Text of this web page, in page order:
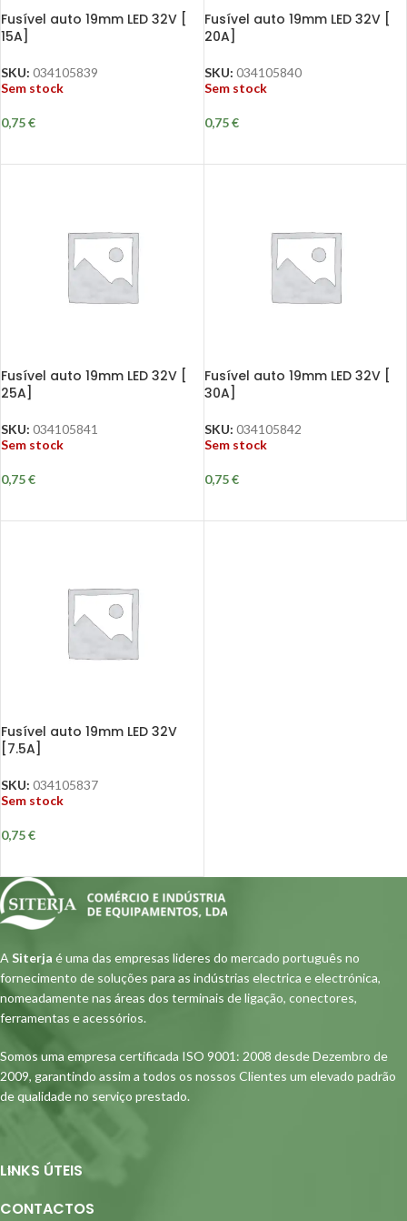
Fusível auto 19mm LED 32V [
15A]
SKU: 034105839
Sem stock
0,75€
Fusível auto 19mm LED 32V [
20A]
SKU: 034105840
Sem stock
0,75€
Fusível auto 19mm LED 32V [
25A]
SKU: 034105841
Sem stock
0,75€
Fusível auto 19mm LED 32V [
30A]
SKU: 034105842
Sem stock
0,75€
Fusível auto 19mm LED 32V
[7.5A]
SKU: 034105837
Sem stock
0,75€
A Siterja é uma das empresas lideres do mercado português no
fornecimento de soluções para as indústrias electrica e electrónica,
nomeadamente nas áreas dos terminais de ligação, conectores,
ferramentas e acessórios.
Somos uma empresa certificada ISO 9001: 2008 desde Dezembro de
2009, garantindo assim a todos os nossos Clientes um elevado padrão
de qualidade no serviço prestado.
LINKS ÚTEIS
CONTACTOS